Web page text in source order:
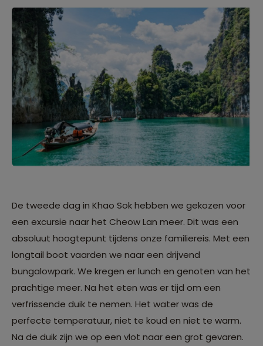
De tweede dag in Khao Sok hebben we gekozen voor
een excursie naar het Cheow Lan meer. Dit was een
absoluut hoogtepunt tijdens onze familiereis. Met een
longtail boot vaarden we naar een drijvend
bungalowpark. We kregen er lunch en genoten van het
prachtige meer. Na het eten was er tijd om een
verfrissende duik te nemen. Het water was de
perfecte temperatuur, niet te koud en niet te warm.
Na de duik zijn we op een vlot naar een grot gevaren.